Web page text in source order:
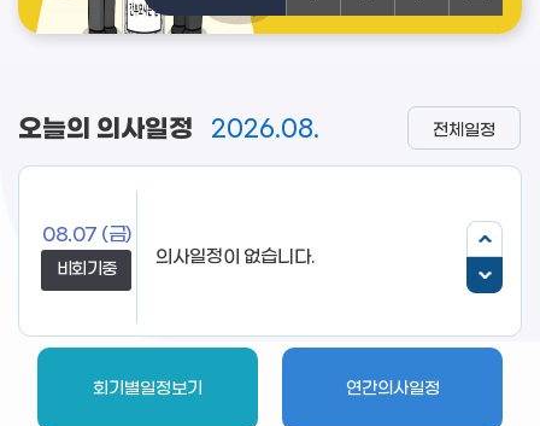
오늘의 의사일정 2026.08.
08.07 (금)
비회기중
회기별일정보기 연간의사일정
전체일정